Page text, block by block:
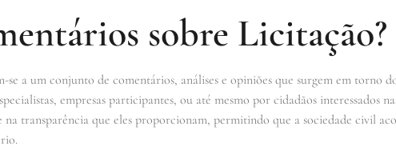
sobre Licitação?
a um conjunto de comentários, análises e opiniões que surgem em torno
empresas participantes, ou até mesmo por cidadãos interessados
transparência que eles proporcionam, permitindo que a sociedade civil